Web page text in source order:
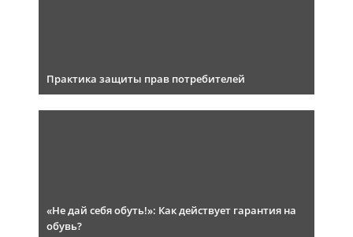
Практика защиты прав потребителей
«Не дай себя обуть!»: Как действует гарантия на
обувь?